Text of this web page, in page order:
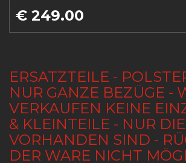
€ 249.00
ERSATZTEILE -
NUR GANZE BEZÜGE -
VERKAUFEN KEINE
& KLEINTEILE - NUR
VORHANDEN SIND -
DER WARE NICHT